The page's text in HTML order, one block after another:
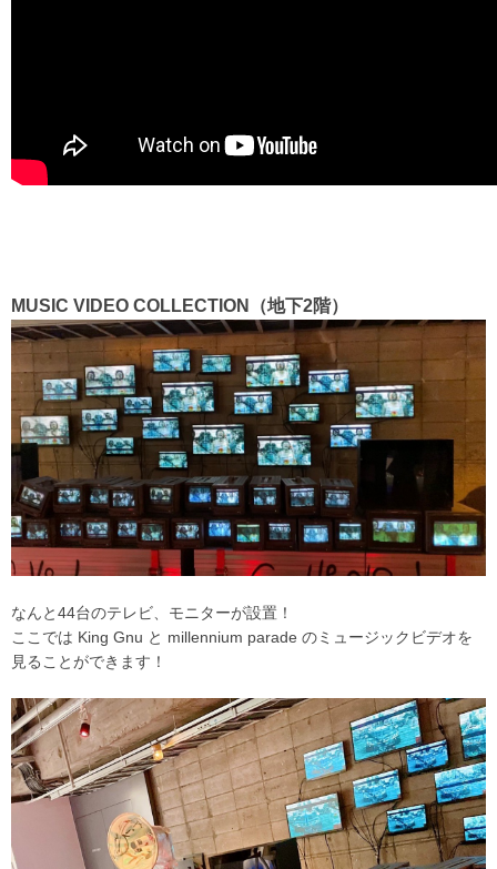
MUSIC VIDEO COLLECTION （地下2階）
なんと44台のテレビ、モニターが設置！
ここでは King Gnu と millennium parade のミュージックビデオを
見ることができます！